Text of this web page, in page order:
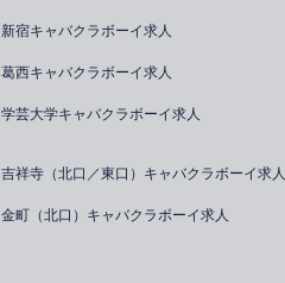
新宿キャバクラボーイ求人
葛西キャバクラボーイ求人
学芸大学キャバクラボーイ求人
吉祥寺（北口／東口）キャバクラボーイ求人
金町（北口）キャバクラボーイ求人